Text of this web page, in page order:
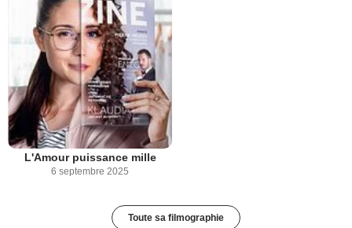
L'Amour puissance mille
6 septembre 2025
Toute sa filmographie